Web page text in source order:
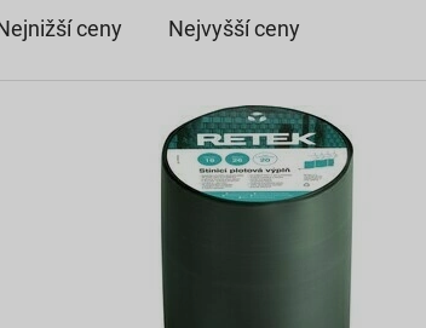
ceny Nejvyšší ceny